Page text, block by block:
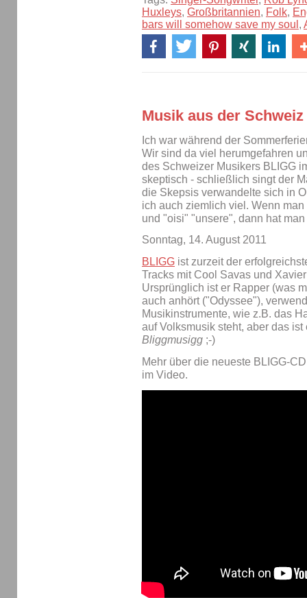
Huxleys, Großbritannien, Folk,
bars will somehow save my soul ,
Musik aus der Schweiz
Ich war während der
Wir sind da viel herumgefahren
des Schweizer Musikers BLIGG
skeptisch - schließlich singt der
die Skepsis verwandelte sich in
ich auch ziemlich viel. Wenn
und "oisi" "unsere", dann hat
Sonntag, 14. August 2011
BLIGG ist zurzeit der
Tracks mit Cool Savas und
Ursprünglich ist er Rapper (was
auch anhört ("Odyssee"),
Musikinstrumente, wie z.B. das
auf Volksmusik steht, aber das
Bliggmusigg ;-)
Mehr über die neueste BLIGG-
im Video.